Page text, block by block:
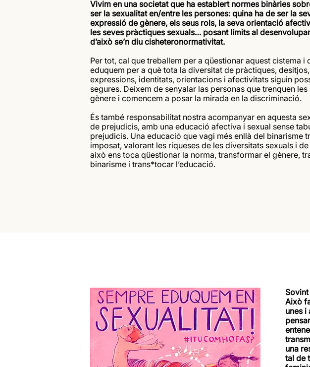
Vivim en una societat que ha establert normes binàries
ser la sexualitat en/entre les persones: quina ha de ser la
expressió de gènere, els seus rols, la seva orientació
les seves pràctiques sexuals… posant límits al
d’això se’n diu cisheteronormativitat.
Per tot, cal que treballem per a qüestionar aquest cistema i
eduquem per a què tota la diversitat de pràctiques, desitjos,
expressions, identitats, orientacions i afectivitats siguin
segures. Deixem de senyalar las personas que trenquen
gènere i comencem a posar la mirada en la discriminació.
És també responsabilitat nostra acompanyar en aquesta
de prejudicis, amb una educació afectiva i sexual sense
prejudicis. Una educació que vagi més enllà del binarisme
imposat, valorant les riqueses de les diversitats sexuals i
això ens toca qüestionar la norma, transformar el gènere,
binarisme i trans*tocar l’educació.
Això
unes i
una
tal de